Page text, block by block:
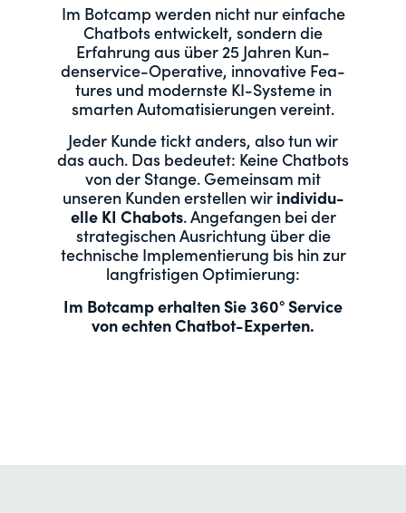
Im Bot­camp wer­den nicht nur ein­fache
Chat­bots entwick­elt, son­dern die
Erfahrung aus über 25 Jahren Kun­
denser­vice-Oper­a­tive, inno­v­a­tive Fea­
tures und mod­ern­ste KI-Sys­teme in
smarten Automa­tisierun­gen vereint.
Jed­er Kunde tickt anders, also tun wir
das auch. Das bedeutet: Keine Chat­bots
von der Stange. Gemein­sam mit
unseren Kun­den erstellen wir indi­vidu­
elle KI Chabots. Ange­fan­gen bei der
strate­gis­chen Aus­rich­tung über die
tech­nis­che Imple­men­tierung bis hin zur
langfristi­gen Optimierung:
Im Bot­camp erhal­ten Sie 360° Ser­vice
von echt­en Chatbot-Experten.